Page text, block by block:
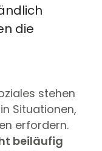
die
stehen
Situationen,
erfordern.
beiläufig